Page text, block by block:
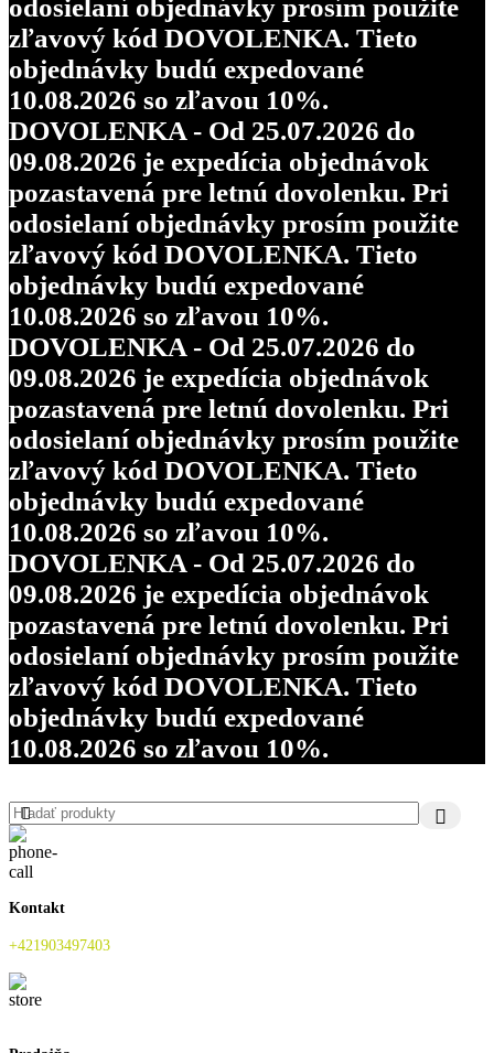
odosielaní objednávky prosím použite
zľavový kód DOVOLENKA. Tieto
objednávky budú expedované
10.08.2026 so zľavou 10%.
DOVOLENKA - Od 25.07.2026 do
09.08.2026 je expedícia objednávok
pozastavená pre letnú dovolenku. Pri
odosielaní objednávky prosím použite
zľavový kód DOVOLENKA. Tieto
objednávky budú expedované
10.08.2026 so zľavou 10%.
DOVOLENKA - Od 25.07.2026 do
09.08.2026 je expedícia objednávok
pozastavená pre letnú dovolenku. Pri
odosielaní objednávky prosím použite
zľavový kód DOVOLENKA. Tieto
objednávky budú expedované
10.08.2026 so zľavou 10%.
DOVOLENKA - Od 25.07.2026 do
09.08.2026 je expedícia objednávok
pozastavená pre letnú dovolenku. Pri
odosielaní objednávky prosím použite
zľavový kód DOVOLENKA. Tieto
objednávky budú expedované
10.08.2026 so zľavou 10%.
Kontakt
+421903497403